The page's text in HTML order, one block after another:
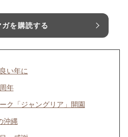
ガを購読する
い年に
年
ク「ジャングリア」開園
沖縄